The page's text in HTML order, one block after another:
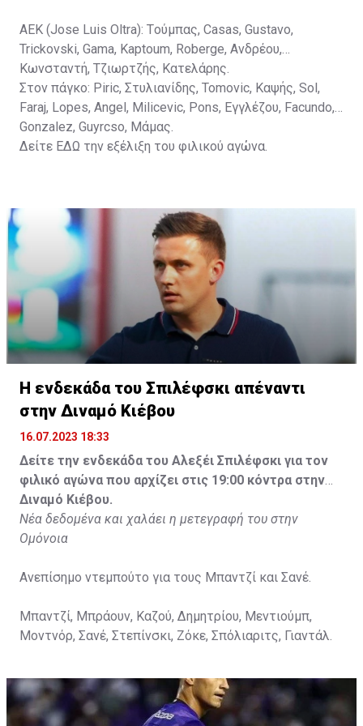
ΑΕΚ (Jose Luis Oltra): Tούμπας, Casas, Gustavo,
Trickovski, Gama, Κaptoum, Roberge, Aνδρέου,
Κωνσταντή, Τζιωρτζής, Κατελάρης.
Στον πάγκο: Piric, Στυλιανίδης, Tomovic, Καψής, Sol,
Faraj, Lopes, Angel, Milicevic, Pons, Εγγλέζου, Facundo,
Gonzalez, Guyrcso, Μάμας.
Δείτε ΕΔΩ την εξέλιξη του φιλικού αγώνα.
Η ενδεκάδα του Σπιλέφσκι απέναντι
στην Διναμό Κιέβου
16.07.2023 18:33
Δείτε την ενδεκάδα του Αλεξέι Σπιλέφσκι για τον
φιλικό αγώνα που αρχίζει στις 19:00 κόντρα στην
Διναμό Κιέβου.
Νέα δεδομένα και χαλάει η μετεγραφή του στην
Ομόνοια
Ανεπίσημο ντεμπούτο για τους Μπαντζί και Σανέ.
Μπαντζί, Μπράουν, Καζού, Δημητρίου, Μεντιούμπ,
Μοντνόρ, Σανέ, Στεπίνσκι, Ζόκε, Σπόλιαριτς, Γιαντάλ.